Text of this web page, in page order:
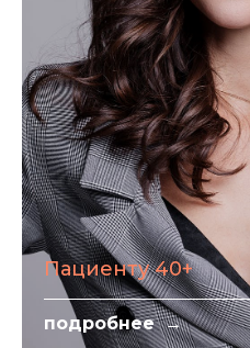
Пациенту 40+
подробнее